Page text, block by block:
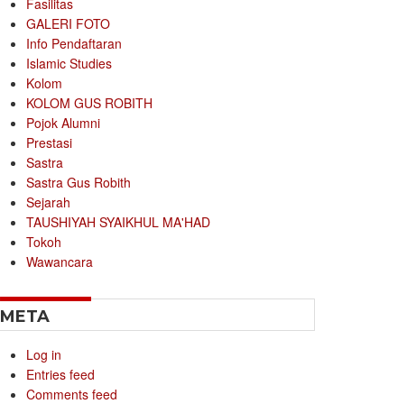
Fasilitas
GALERI FOTO
Info Pendaftaran
Islamic Studies
Kolom
KOLOM GUS ROBITH
Pojok Alumni
Prestasi
Sastra
Sastra Gus Robith
Sejarah
TAUSHIYAH SYAIKHUL MA'HAD
Tokoh
Wawancara
META
Log in
Entries feed
Comments feed